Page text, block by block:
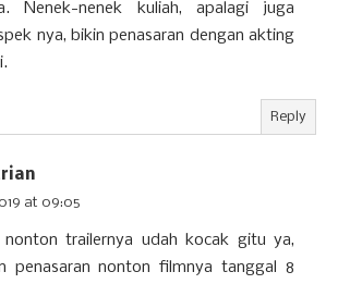
Nenek-nenek kuliah, apalagi juga
nya, bikin penasaran dengan akting
Reply
at 09:05
trailernya udah kocak gitu ya,
penasaran nonton filmnya tanggal 8